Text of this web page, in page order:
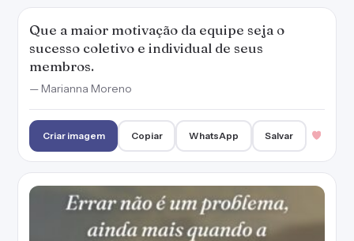
Que a maior motivação da equipe seja o
sucesso coletivo e individual de seus
membros.
— Marianna Moreno
Criar imagem Copiar WhatsApp Salvar